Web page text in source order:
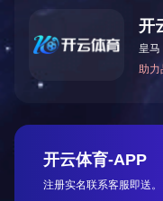
13384911237